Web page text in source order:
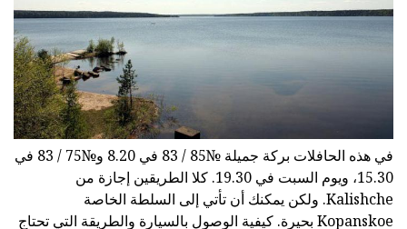
في هذه الحافلات بركة جميلة №85 / 83 في 8.20 و№75 / 83 في
15.30، ويوم السبت في 19.30. كلا الطريقين إجازة من
Kalishche. ولكن يمكنك أن تأتي إلى السلطة الخاصة
Kopanskoe بحيرة. كيفية الوصول بالسيارة والطريقة التي تحتاج